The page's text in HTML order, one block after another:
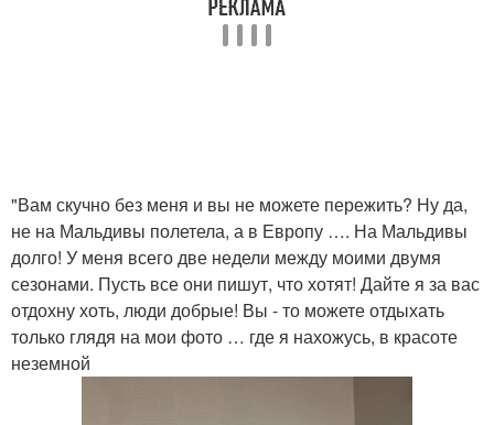
"Вам скучно без меня и вы не можете пережить? Ну да,
не на Мальдивы полетела, а в Европу …. На Мальдивы
долго! У меня всего две недели между моими двумя
сезонами. Пусть все они пишут, что хотят! Дайте я за вас
отдохну хоть, люди добрые! Вы - то можете отдыхать
только глядя на мои фото … где я нахожусь, в красоте
неземной